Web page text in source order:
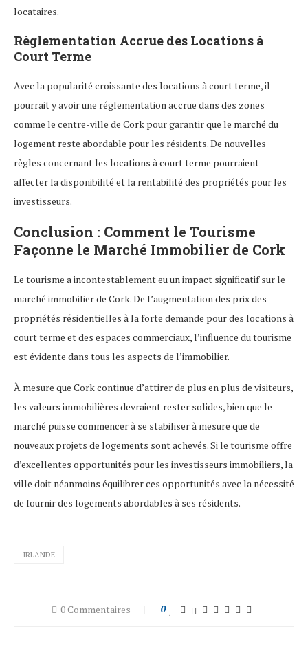
locataires.
Réglementation Accrue des Locations à
Court Terme
Avec la popularité croissante des locations à court terme, il
pourrait y avoir une réglementation accrue dans des zones
comme le centre-ville de Cork pour garantir que le marché du
logement reste abordable pour les résidents. De nouvelles
règles concernant les locations à court terme pourraient
affecter la disponibilité et la rentabilité des propriétés pour les
investisseurs.
Conclusion : Comment le Tourisme
Façonne le Marché Immobilier de Cork
Le tourisme a incontestablement eu un impact significatif sur le
marché immobilier de Cork. De l’augmentation des prix des
propriétés résidentielles à la forte demande pour des locations à
court terme et des espaces commerciaux, l’influence du tourisme
est évidente dans tous les aspects de l’immobilier.
À mesure que Cork continue d’attirer de plus en plus de visiteurs,
les valeurs immobilières devraient rester solides, bien que le
marché puisse commencer à se stabiliser à mesure que de
nouveaux projets de logements sont achevés. Si le tourisme offre
d’excellentes opportunités pour les investisseurs immobiliers, la
ville doit néanmoins équilibrer ces opportunités avec la nécessité
de fournir des logements abordables à ses résidents.
IRLANDE
0 Commentaires 0